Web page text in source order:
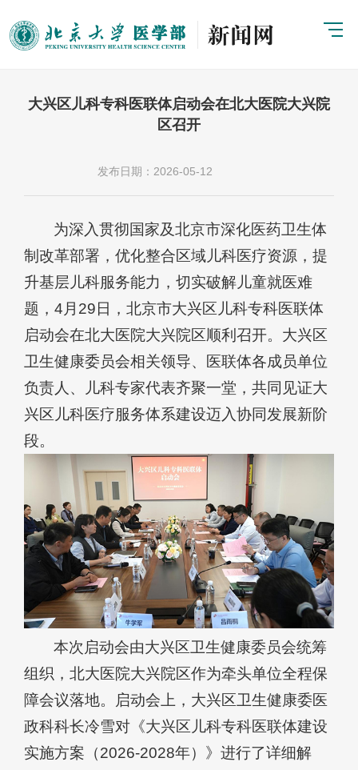
大兴区儿科专科医联体启动会在北大医院大兴院
区召开
发布日期：2026-05-12
为深入贯彻国家及北京市深化医药卫生体
制改革部署，优化整合区域儿科医疗资源，提
升基层儿科服务能力，切实破解儿童就医难
题，4月29日，北京市大兴区儿科专科医联体
启动会在北大医院大兴院区顺利召开。大兴区
卫生健康委员会相关领导、医联体各成员单位
负责人、儿科专家代表齐聚一堂，共同见证大
兴区儿科医疗服务体系建设迈入协同发展新阶
段。
本次启动会由大兴区卫生健康委员会统筹
组织， 北大医院大兴院区作为牵头单位全程保
障会议落地。启动会上，大兴区卫生健康委医
政科科长冷雪对《大兴区儿科专科医联体建设
实施方案（2026-2028年）》进行了详细解